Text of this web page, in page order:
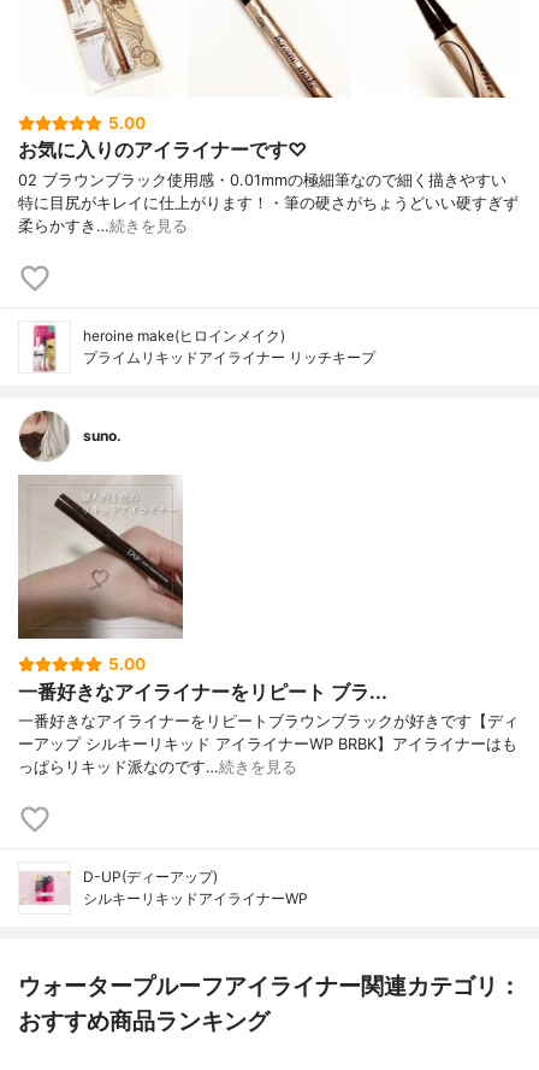
5.00
お気に入りのアイライナーです♡
02 ブラウンブラック使用感・0.01mmの極細筆なので細く描きやすい
特に目尻がキレイに仕上がります！・筆の硬さがちょうどいい硬すぎず
柔らかすき…続きを見る
heroine make(ヒロインメイク)
プライムリキッドアイライナー リッチキープ
suno.
5.00
一番好きなアイライナーをリピート ブラ...
一番好きなアイライナーをリピートブラウンブラックが好きです【ディ
ーアップ シルキーリキッド アイライナーWP BRBK】アイライナーはも
っぱらリキッド派なのです…続きを見る
D-UP(ディーアップ)
シルキーリキッドアイライナーWP
ウォータープルーフアイライナー関連カテゴリ：
おすすめ商品ランキング